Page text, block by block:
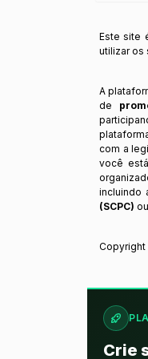
Este site
utilizar os
A
de
com a
você
incluindo
(SCPC)
Crie